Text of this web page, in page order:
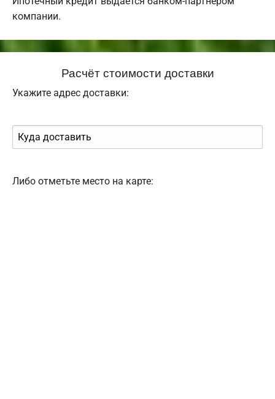
компании.
Расчёт стоимости доставки
Укажите адрес доставки:
Либо отметьте место на карте: